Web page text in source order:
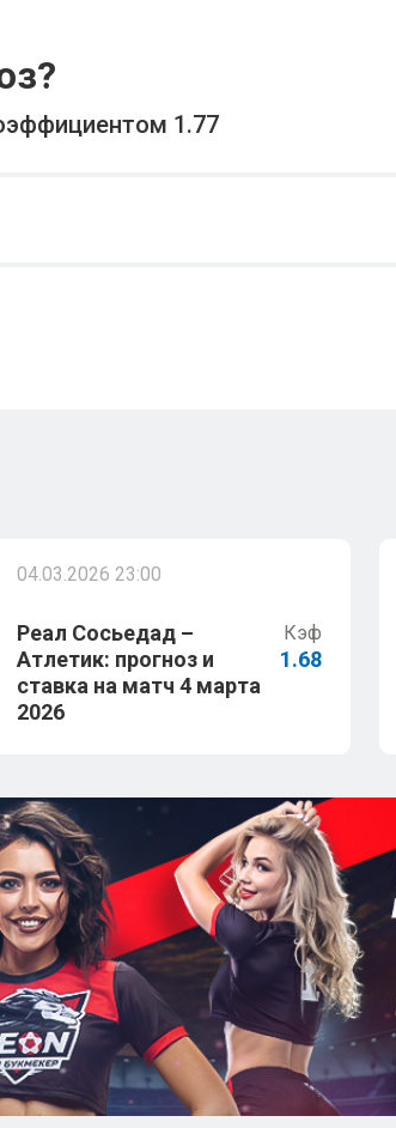
1.77
04.03.2026 23:00
Реал Сосьедад –
Атлетик: прогноз и
ставка на матч 4 марта
2026
Кэф
1.68